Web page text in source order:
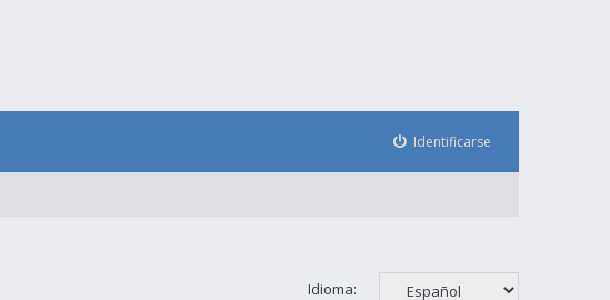
Identificarse
Idioma: